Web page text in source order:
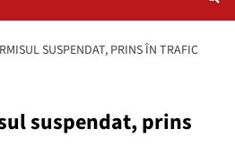
SUSPENDAT, PRINS ÎN TRAFIC
suspendat, prins